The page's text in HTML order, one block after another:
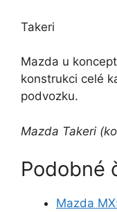
Takeri
Mazda u
konstrukci celé
podvozku.
Mazda Takeri
Podobné
Mazda